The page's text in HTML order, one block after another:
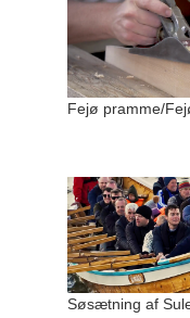
Fejø pramme/
Søsætning af